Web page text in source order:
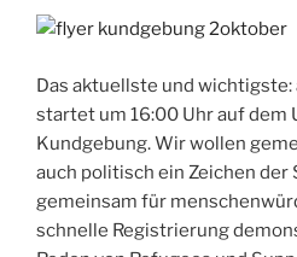
Das aktuellste und
startet um 16:00 Uhr auf dem
Kundgebung. Wir wollen
auch politisch ein Zeichen der
gemeinsam für
schnelle Registrierung